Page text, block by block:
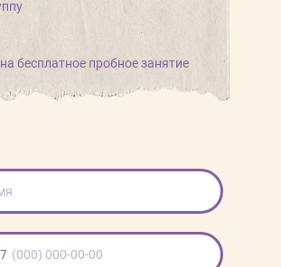
бесплатное пробное занятие